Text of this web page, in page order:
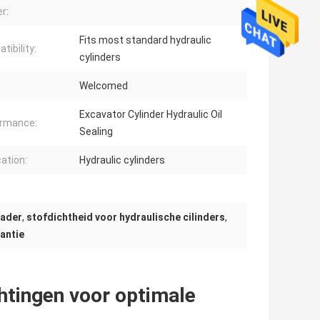
Fits most standard hydraulic
cylinders
Welcomed
Excavator Cylinder Hydraulic Oil
Sealing
Hydraulic cylinders
, stofdichtheid voor hydraulische cilinders,
voor optimale